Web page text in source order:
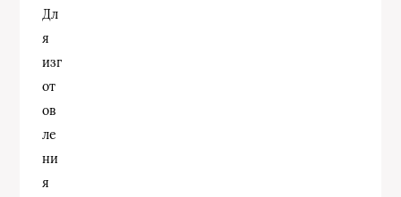
Дл
я
изг
от
ов
ле
ни
я